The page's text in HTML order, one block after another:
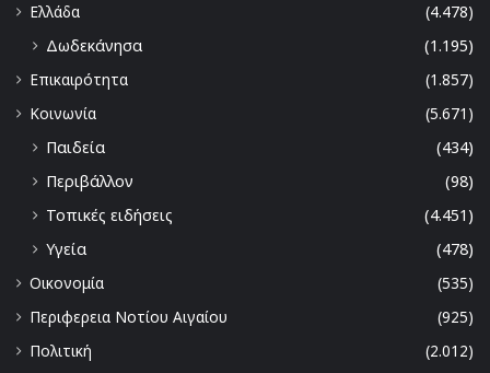
Ελλάδα
(4.478)
Δωδεκάνησα
(1.195)
Επικαιρότητα
(1.857)
Κοινωνία
(5.671)
Παιδεία
(434)
Περιβάλλον
(98)
Τοπικές ειδήσεις
(4.451)
Υγεία
(478)
Οικονομία
(535)
Περιφερεια Νοτίου Αιγαίου
(925)
Πολιτική
(2.012)